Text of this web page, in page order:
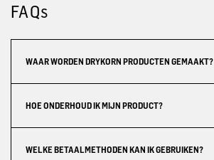
FAQs
WAAR WORDEN DRYKORN PRODUCTEN GEMAAKT?
HOE ONDERHOUD IK MIJN PRODUCT?
WELKE BETAALMETHODEN KAN IK GEBRUIKEN?